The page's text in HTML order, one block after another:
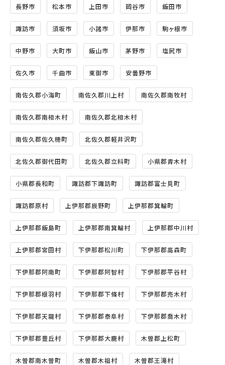
長野市 松本市 上田市 岡谷市 飯田市
諏訪市 須坂市 小諸市 伊那市 駒ヶ根市
中野市 大町市 飯山市 茅野市 塩尻市
佐久市 千曲市 東御市 安曇野市
南佐久郡小海町 南佐久郡川上村 南佐久郡南牧村
南佐久郡南相木村 南佐久郡北相木村
南佐久郡佐久穂町 北佐久郡軽井沢町
北佐久郡御代田町 北佐久郡立科町 小県郡青木村
小県郡長和町 諏訪郡下諏訪町 諏訪郡富士見町
諏訪郡原村 上伊那郡辰野町 上伊那郡箕輪町
上伊那郡飯島町 上伊那郡南箕輪村 上伊那郡中川村
上伊那郡宮田村 下伊那郡松川町 下伊那郡高森町
下伊那郡阿南町 下伊那郡阿智村 下伊那郡平谷村
下伊那郡根羽村 下伊那郡下條村 下伊那郡売木村
下伊那郡天龍村 下伊那郡泰阜村 下伊那郡喬木村
下伊那郡豊丘村 下伊那郡大鹿村 木曽郡上松町
木曽郡南木曽町 木曽郡木祖村 木曽郡王滝村